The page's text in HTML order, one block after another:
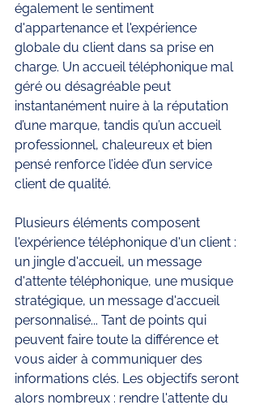
également le sentiment
d'appartenance et l'expérience
globale du client dans sa prise en
charge. Un accueil téléphonique mal
géré ou désagréable peut
instantanément nuire à la réputation
d’une marque, tandis qu’un accueil
professionnel, chaleureux et bien
pensé renforce l’idée d’un service
client de qualité.
Plusieurs éléments composent
l'expérience téléphonique d'un client :
un jingle d'accueil, un message
d'attente téléphonique, une musique
stratégique, un message d'accueil
personnalisé... Tant de points qui
peuvent faire toute la différence et
vous aider à communiquer des
informations clés. Les objectifs seront
alors nombreux : rendre l'attente du